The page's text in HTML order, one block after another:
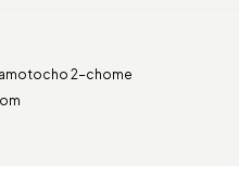
2-chome